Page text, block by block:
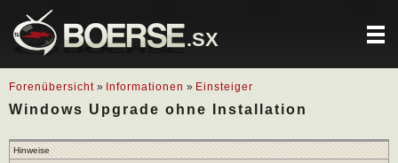
.SX
Forenübersicht » Informationen » Einsteiger
Windows Upgrade ohne Installation
Hinweise